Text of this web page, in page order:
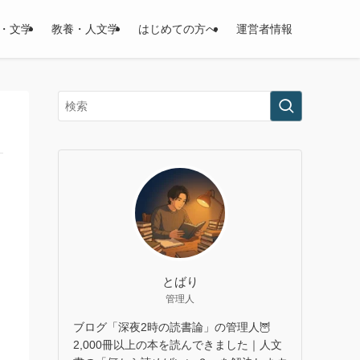
文学 教養・人文学 はじめての方へ 運営者情報
とばり
管理人
ブログ「深夜2時の読書論」の管理人🦉
2,000冊以上の本を読んできました｜人文